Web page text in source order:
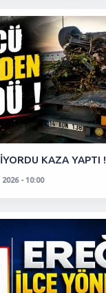
KAZA YAPTI !
- 10:00